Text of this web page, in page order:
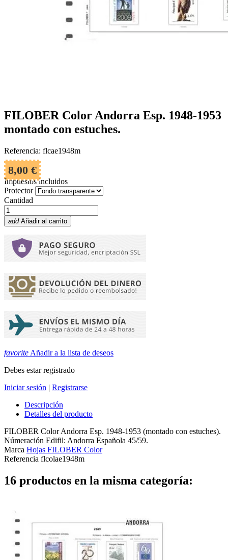
FILOBER Color Andorra Esp. 1948-1953
montado con estuches.
Referencia: flcae1948m
8,00 €
Impuestos incluidos
Protector
Cantidad
add Añadir al carrito
favorite Añadir a la lista de deseos
Debes estar registrado
Iniciar sesión | Registrarse
Descripción
Detalles del producto
FILOBER Color Andorra Esp. 1948-1953 (montado con estuches).
Númeración Edifil: Andorra Española 45/59.
Marca Hojas FILOBER Color
Referencia flcolae1948m
16 productos en la misma categoría: